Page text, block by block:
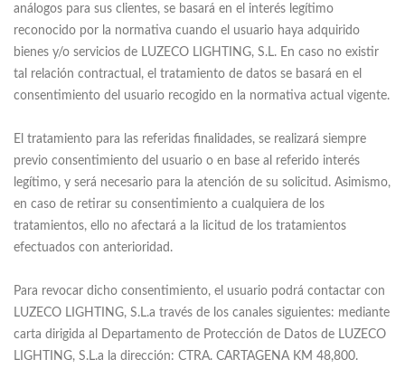
análogos para sus clientes, se basará en el interés legítimo
reconocido por la normativa cuando el usuario haya adquirido
bienes y/o servicios de LUZECO LIGHTING, S.L. En caso no existir
tal relación contractual, el tratamiento de datos se basará en el
consentimiento del usuario recogido en la normativa actual vigente.
El tratamiento para las referidas finalidades, se realizará siempre
previo consentimiento del usuario o en base al referido interés
legítimo, y será necesario para la atención de su solicitud. Asimismo,
en caso de retirar su consentimiento a cualquiera de los
tratamientos, ello no afectará a la licitud de los tratamientos
efectuados con anterioridad.
Para revocar dicho consentimiento, el usuario podrá contactar con
LUZECO LIGHTING, S.L.a través de los canales siguientes: mediante
carta dirigida al Departamento de Protección de Datos de LUZECO
LIGHTING, S.L.a la dirección: CTRA. CARTAGENA KM 48,800.